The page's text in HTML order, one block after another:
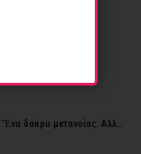
φοβεροί και χαλεποί καιροί έρχονται.